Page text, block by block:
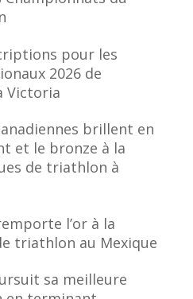
pour les
2026 de
Victoria
brillent en
et le bronze à la
de triathlon à
l’or à la
triathlon au Mexique
sa meilleure